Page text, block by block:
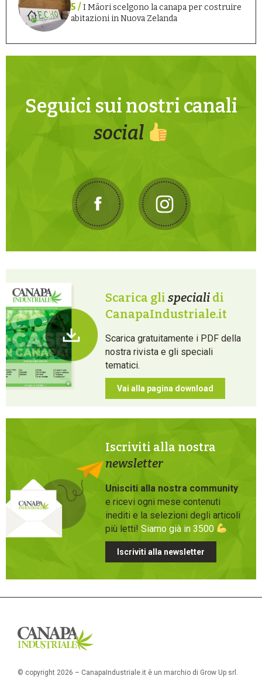
5 /I Māori scelgono la canapa per costruire
abitazioni in Nuova Zelanda
Seguici sui nostri canali
social
Scarica gli speciali di
CanapaIndustriale.it
Scarica gratuitamente i PDF della
nostra rivista e gli speciali
tematici.
Vai alla pagina download
Iscriviti alla nostra
newsletter
Unisciti alla nostra community
e ricevi ogni mese contenuti
inediti e la selezioni degli articoli
più letti! Siamo già in 3500
Iscriviti alla newsletter
© copyright 2026 – CanapaIndustriale.it è un marchio di Grow Up srl.